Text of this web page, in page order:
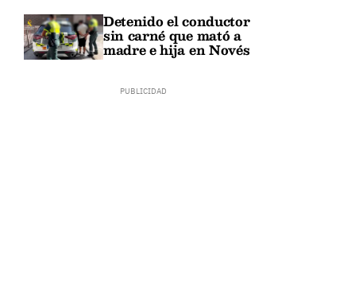
Detenido el conductor
sin carné que mató a
madre e hija en Novés